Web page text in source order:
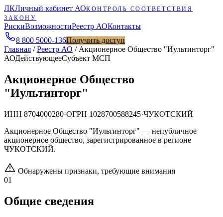
ЛКЛичный кабинет АОКОНТРОЛЬ СООТВЕТСТВИЯ
ЗАКОНУ
РискиВозможностиРеестр АОКонтакты
8 800 5000-136Получить доступ
Главная /Реестр АО / Акционерное Общество "Иультинторг"
АОДействующееСубъект МСП
Акционерное Общество
"Иультинторг"
ИНН 8704000280·ОГРН 1028700588245·ЧУКОТСКИЙ
Акционерное Общество "Иультинторг" — непубличное
акционерное общество, зарегистрированное в регионе
ЧУКОТСКИЙ.
Обнаружены признаки, требующие внимания
01
Общие сведения